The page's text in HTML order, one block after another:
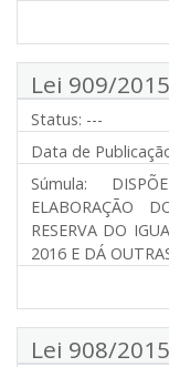
Lei 909/2015
Status: ---
Data de
Súmula:
ELABORAÇÃO
RESERVA DO
2016 E DÁ
Lei 908/2015